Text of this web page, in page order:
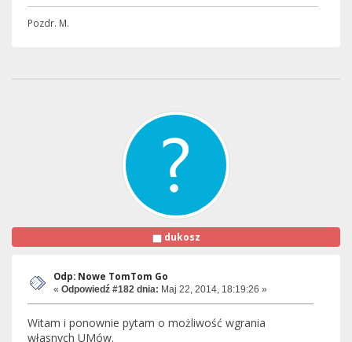
Pozdr. M.
dukosz
Odp: Nowe TomTom Go
« Odpowiedź #182 dnia: Maj 22, 2014, 18:19:26 »
Witam i ponownie pytam o możliwość wgrania
własnych UMów.